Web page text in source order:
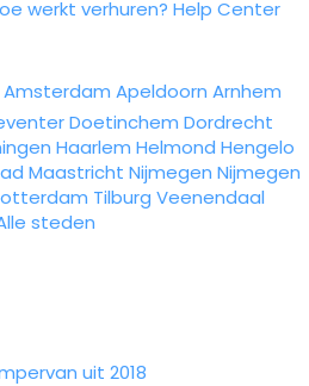
werkt verhuren? Help Center
Amsterdam Apeldoorn Arnhem
Doetinchem Dordrecht
Haarlem Helmond Hengelo
Maastricht Nijmegen Nijmegen
Tilburg Veenendaal
steden
uit 2018